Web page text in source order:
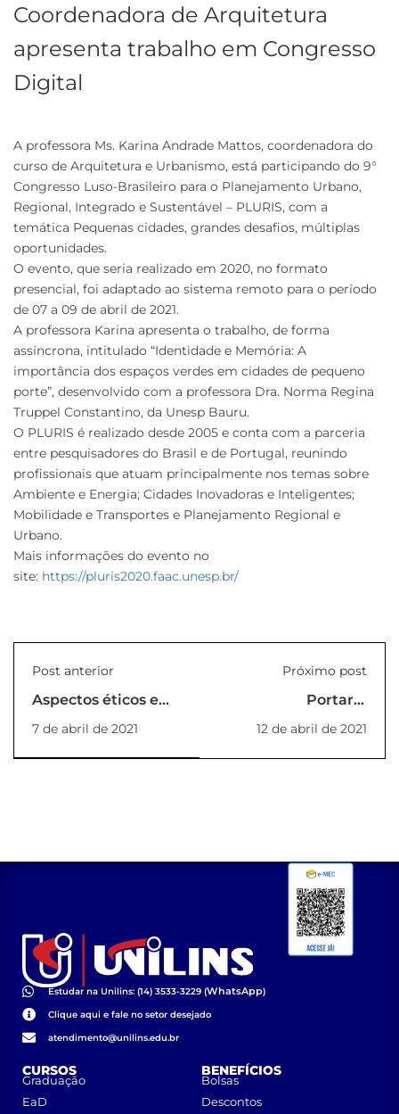
Coordenadora de Arquitetura
apresenta trabalho em Congresso
Digital
A professora Ms. Karina Andrade Mattos, coordenadora do
curso de Arquitetura e Urbanismo, está participando do 9°
Congresso Luso-Brasileiro para o Planejamento Urbano,
Regional, Integrado e Sustentável – PLURIS, com a
temática Pequenas cidades, grandes desafios, múltiplas
oportunidades.
O evento, que seria realizado em 2020, no formato
presencial, foi adaptado ao sistema remoto para o período
de 07 a 09 de abril de 2021.
A professora Karina apresenta o trabalho, de forma
assíncrona, intitulado “Identidade e Memória: A
importância dos espaços verdes em cidades de pequeno
porte”, desenvolvido com a professora Dra. Norma Regina
Truppel Constantino, da Unesp Bauru.
O PLURIS é realizado desde 2005 e conta com a parceria
entre pesquisadores do Brasil e de Portugal, reunindo
profissionais que atuam principalmente nos temas sobre
Ambiente e Energia; Cidades Inovadoras e Inteligentes;
Mobilidade e Transportes e Planejamento Regional e
Urbano.
Mais informações do evento no
site: https://pluris2020.faac.unesp.br/
Post anterior
Aspectos éticos e
legais é tema de
atividade na
Enfermagem
7 de abril de 2021
Próximo post
Portaria
Coordenação de
Cursos – UNILINS Nº
01/2021
12 de abril de 2021
Estudar na Unilins: (14) 3533-3229 (WhatsApp)
Clique aqui e fale no setor desejado
atendimento@unilins.edu.br
CURSOS
Graduação
EaD
BENEFÍCIOS
Bolsas
Descontos